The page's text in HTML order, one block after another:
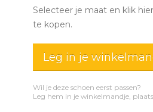
Selecteer je maat en klik
te kopen.
Leg in je
Wil je deze schoen eerst passen?
Leg hem in je winkelmandje,